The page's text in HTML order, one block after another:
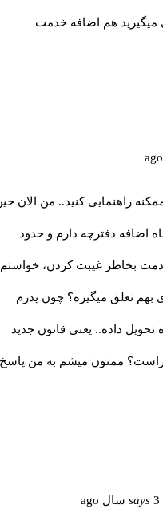
هم اضافه خدمت
راهنمایی کنید.. من الان حین
دفترچه دارم و حدود
بخاطر غیبت کردن، خواستم
تعلق میگیره؟ چون پدرم
داده.. یعنی قانون جدید
ممنون میشم به من پاسخ